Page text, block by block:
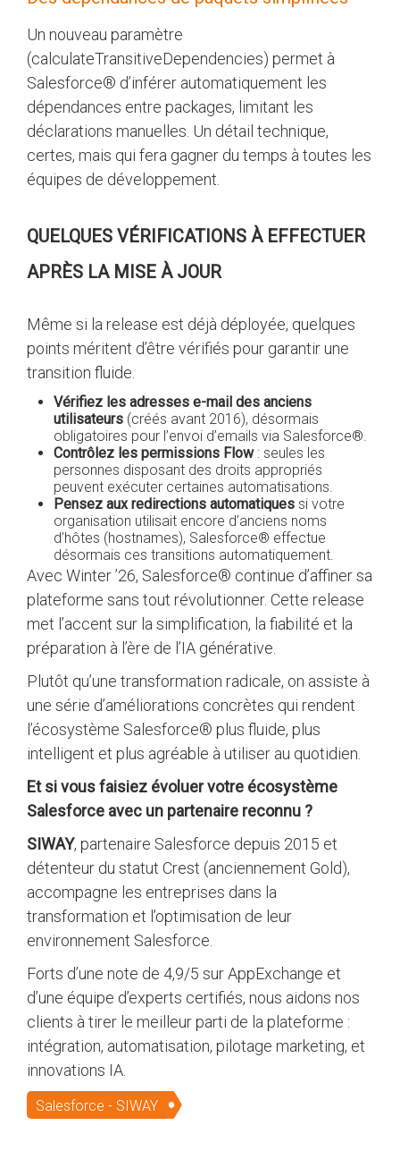
Un nouveau paramètre
(calculateTransitiveDependencies) permet à
Salesforce® d’inférer automatiquement les
dépendances entre packages, limitant les
déclarations manuelles. Un détail technique,
certes, mais qui fera gagner du temps à toutes les
équipes de développement.
QUELQUES VÉRIFICATIONS À EFFECTUER
APRÈS LA MISE À JOUR
Même si la release est déjà déployée, quelques
points méritent d’être vérifiés pour garantir une
transition fluide.
Vérifiez les adresses e-mail des anciens
utilisateurs (créés avant 2016), désormais
obligatoires pour l’envoi d’emails via Salesforce®.
Contrôlez les permissions Flow: seules les
personnes disposant des droits appropriés
peuvent exécuter certaines automatisations.
Pensez aux redirections automatiques si votre
organisation utilisait encore d’anciens noms
d’hôtes (hostnames), Salesforce® effectue
désormais ces transitions automatiquement.
Avec Winter ’26, Salesforce® continue d’affiner sa
plateforme sans tout révolutionner. Cette release
met l’accent sur la simplification, la fiabilité et la
préparation à l’ère de l’IA générative.
Plutôt qu’une transformation radicale, on assiste à
une série d’améliorations concrètes qui rendent
l’écosystème Salesforce® plus fluide, plus
intelligent et plus agréable à utiliser au quotidien.
Et si vous faisiez évoluer votre écosystème
Salesforce avec un partenaire reconnu ?
SIWAY, partenaire Salesforce depuis 2015 et
détenteur du statut Crest (anciennement Gold),
accompagne les entreprises dans la
transformation et l’optimisation de leur
environnement Salesforce.
Forts d’une note de 4,9/5 sur AppExchange et
d’une équipe d’experts certifiés, nous aidons nos
clients à tirer le meilleur parti de la plateforme :
intégration, automatisation, pilotage marketing, et
innovations IA.
Salesforce - SIWAY